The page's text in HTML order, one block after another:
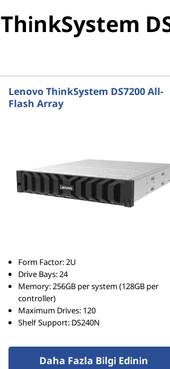
ThinkSystem
Lenovo ThinkSystem DS7200 All-
Flash Array
Form Factor: 2U
Drive Bays: 24
Memory: 256GB per system (128GB per
controller)
Maximum Drives: 120
Shelf Support: DS240N
Daha Fazla Bilgi Edinin